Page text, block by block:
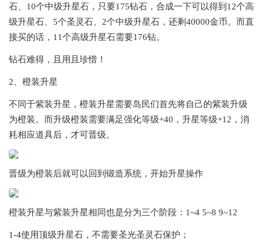
石、10个中级升星石，只要175钻石，合成一下可以得到12个高
级升星石、5个圣灵石、2个中级升星石，还剩40000金币。而直
接买的话，11个高级升星石需要176钻。
钻石难得，且用且珍惜！
2、橙装升星
不同于紫装升星，橙装升星需要岛民们首先将自己的紫装升级
为橙装。而升级橙装需要满足强化等级+40，升星等级+12，消
耗相应道具后，才可晋级。
晋级为橙装后就可以回到锻造系统，开始升星操作
橙装升星与紫装升星相同也是分为三个阶段：1~4 5~8 9~12
1-4使用顶级升星石，不需要圣光圣灵石保护；